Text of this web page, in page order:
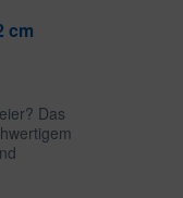
cm
Das